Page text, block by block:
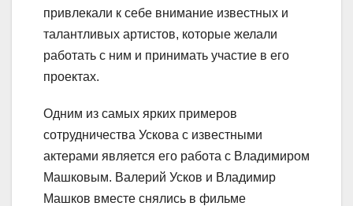
привлекали к себе внимание известных и
талантливых артистов, которые желали
работать с ним и принимать участие в его
проектах.
Одним из самых ярких примеров
сотрудничества Ускова с известными
актерами является его работа с Владимиром
Машковым. Валерий Усков и Владимир
Машков вместе снялись в фильме